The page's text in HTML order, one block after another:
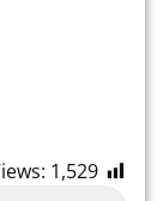
1,529